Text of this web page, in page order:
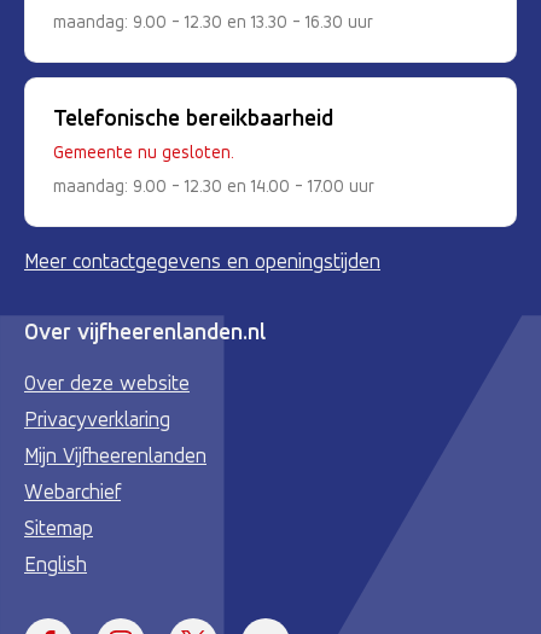
maandag: 9.00 - 12.30 en 13.30 - 16.30 uur
Telefonische bereikbaarheid
Gemeente nu gesloten.
maandag: 9.00 - 12.30 en 14.00 - 17.00 uur
Meer contactgegevens en openingstijden
Over vijfheerenlanden.nl
Over deze website
Privacyverklaring
Mijn Vijfheerenlanden
Webarchief
Sitemap
English